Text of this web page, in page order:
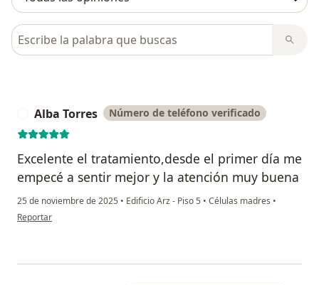
Busca en opiniones
Alba Torres Número de teléfono verificado
Excelente el tratamiento,desde el primer día me
empecé a sentir mejor y la atención muy buena
25 de noviembre de 2025 • Edificio Arz - Piso 5 • Células madres •
en opinión del usuario Alba Torres
Reportar